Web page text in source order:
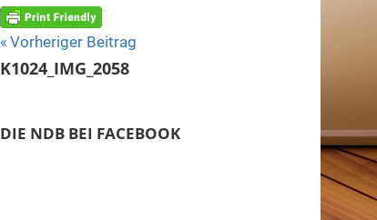
Beitragsnavigation
Vorheriger Beitrag
K1024_IMG_2058
DIE NDB BEI FACEBOOK